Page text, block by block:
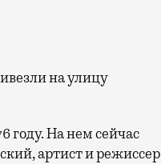
на улицу
году. На нем сейчас
артист и режиссер